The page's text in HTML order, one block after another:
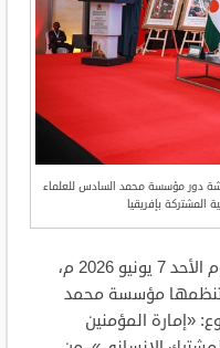
دور مؤسسة محمد السادس للعلماء
المشتركة بإفريقيا
تتواصل بالعاصمة النيجرية نيامي، يوم الأحد 7 يونيو 2026 م،
تنظمها مؤسسة محمد
«إمارة المؤمنين